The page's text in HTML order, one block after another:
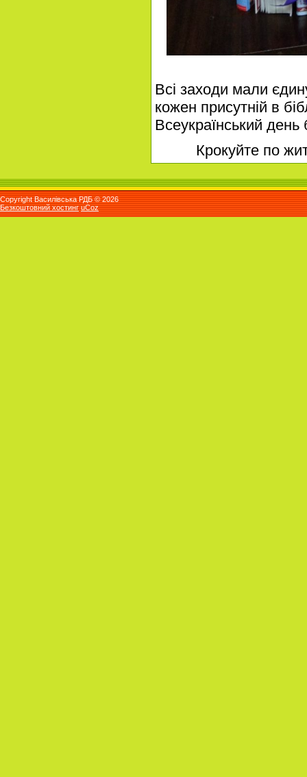
Всі заходи мали
кожен присутній в
Всеукраїнський день
Крокуйте по
Copyright Василівська РДБ © 2026
Безкоштовний хостинг uCoz